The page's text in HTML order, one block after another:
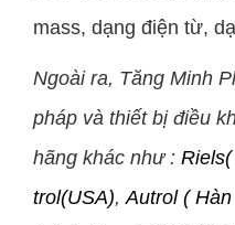
mass, dạng điện từ,
Ngoài ra, Tăng Minh
pháp và thiết bị điều
hãng khác như :
trol(USA),Autrol (